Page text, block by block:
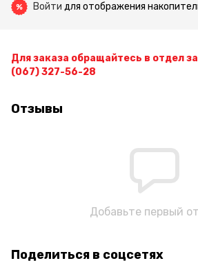
% Войти для отображения
Для заказа обращайтесь в отдел
(067) 327-56-28
Отзывы
Добавьте первый
Поделиться в соцсетях